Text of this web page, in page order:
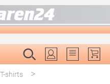
Du hast 0
T-shirts >